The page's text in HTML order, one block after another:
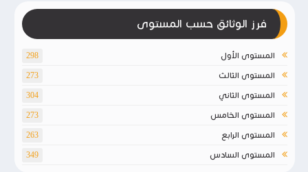
فرز الوثائق حسب المستوى
المستوى الأول 298
المستوى الثالث 273
المستوى الثاني 304
المستوى الخامس 273
المستوى الرابع 263
المستوى السادس 349